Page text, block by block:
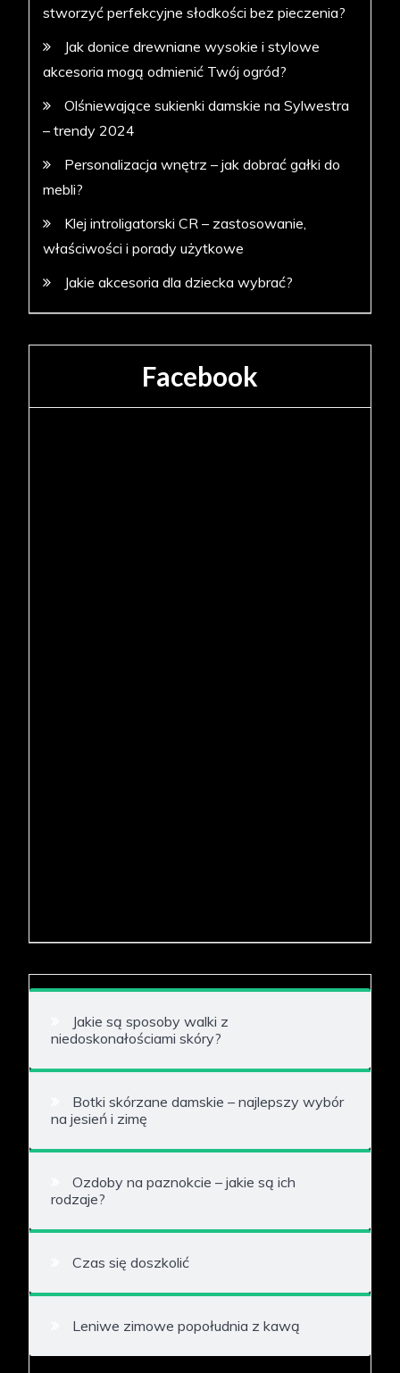
stworzyć perfekcyjne słodkości bez pieczenia?
Jak donice drewniane wysokie i stylowe
akcesoria mogą odmienić Twój ogród?
Olśniewające sukienki damskie na Sylwestra
– trendy 2024
Personalizacja wnętrz – jak dobrać gałki do
mebli?
Klej introligatorski CR – zastosowanie,
właściwości i porady użytkowe
Jakie akcesoria dla dziecka wybrać?
Facebook
Jakie są sposoby walki z
niedoskonałościami skóry?
Botki skórzane damskie – najlepszy wybór
na jesień i zimę
Ozdoby na paznokcie – jakie są ich
rodzaje?
Czas się doszkolić
Leniwe zimowe popołudnia z kawą